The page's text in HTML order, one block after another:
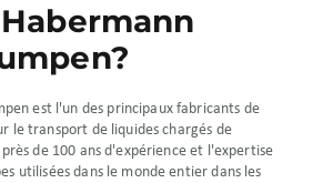
est l'un des principaux fabricants de
le transport de liquides chargés de
de 100 ans d'expérience et l'expertise
utilisées dans le monde entier dans les